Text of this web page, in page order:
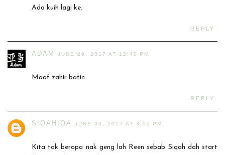
Ada kuih lagi ke.
REPLY
ADAM JUNE 29, 2017 AT 12:40 PM
Maaf zahir batin
REPLY
SIQAHIQA JUNE 30, 2017 AT 3:09 PM
Kita tak berapa nak geng lah Reen sebab Siqah dah start